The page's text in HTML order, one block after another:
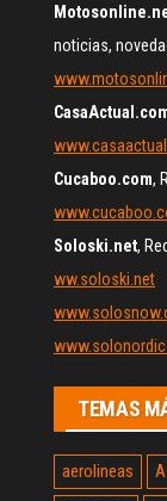
noticias,
Cucaboo.com,
Soloski.net,
ww.soloski.net
TEMAS
aerolineas